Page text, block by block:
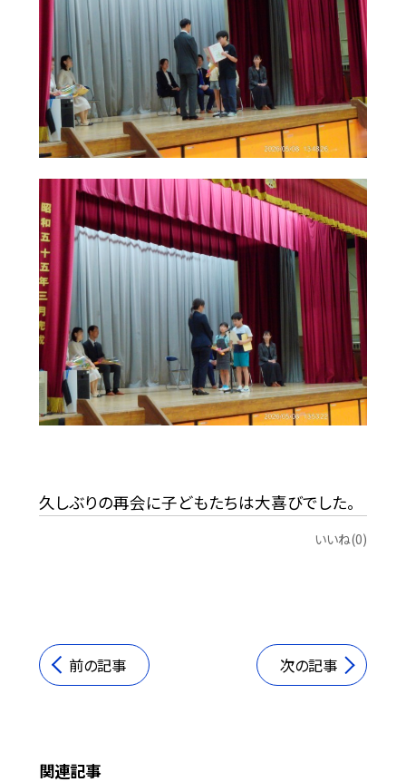
久しぶりの再会に子どもたちは大喜びでした。
いいね(0)
前の記事 次の記事
関連記事